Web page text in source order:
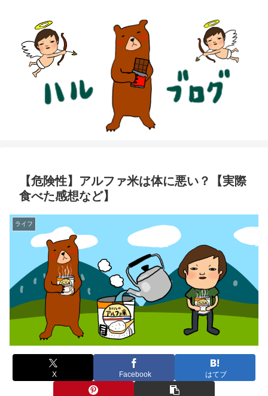
【危険性】アルファ米は体に悪い？【実際
食べた感想など】
ライフ
X Facebook はてブ